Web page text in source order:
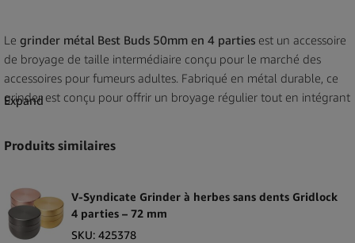
Le grinder métal Best Buds 50mm en 4 parties est un accessoire
de broyage de taille intermédiaire conçu pour le marché des
accessoires pour fumeurs adultes. Fabriqué en métal durable, ce
grinder est conçu pour offrir un broyage régulier tout en intégrant
adaptée à la demande du retail grand public.
Conçu pour une manipulation au quotidien, ce grinder est doté de
dents découpées avec précision et d’un couvercle à fermeture
magnétique pour assurer un alignement sûr lors de l’utilisation. La
Expand
Produits similaires
V-Syndicate Grinder à herbes sans dents Gridlock
4 parties – 72 mm
SKU: 425378